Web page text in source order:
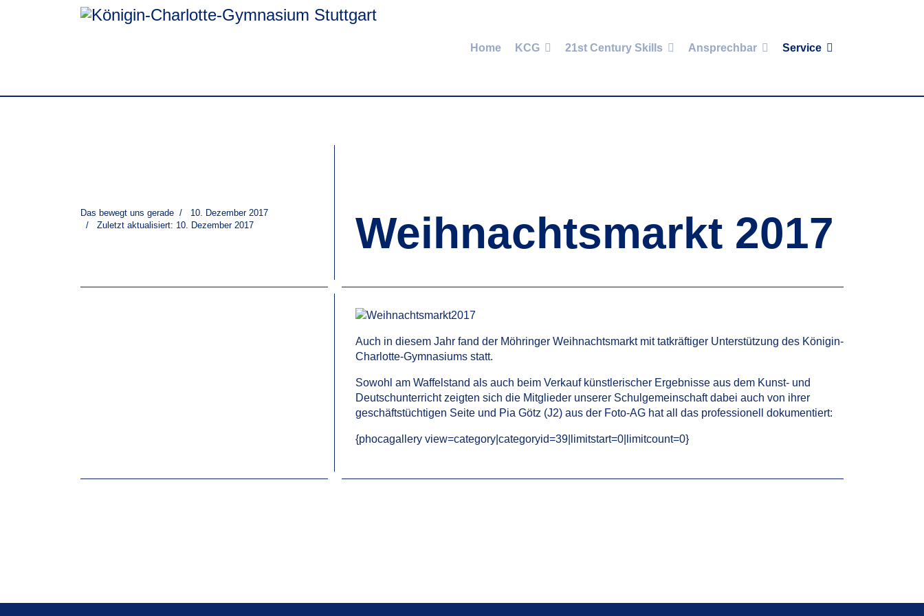
Home KCG 21st Century Skills Ansprechbar Service
Das bewegt uns gerade
10. Dezember 2017
Zuletzt aktualisiert: 10. Dezember 2017
Weihnachtsmarkt 2017
Auch in diesem Jahr fand der Möhringer Weihnachtsmarkt mit tatkräftiger Unterstützung des Königin-
Charlotte-Gymnasiums statt.
Sowohl am Waffelstand als auch beim Verkauf künstlerischer Ergebnisse aus dem Kunst- und
Deutschunterricht zeigten sich die Mitglieder unserer Schulgemeinschaft dabei auch von ihrer
geschäftstüchtigen Seite und Pia Götz (J2) aus der Foto-AG hat all das professionell dokumentiert:
{phocagallery view=category|categoryid=39|limitstart=0|limitcount=0}